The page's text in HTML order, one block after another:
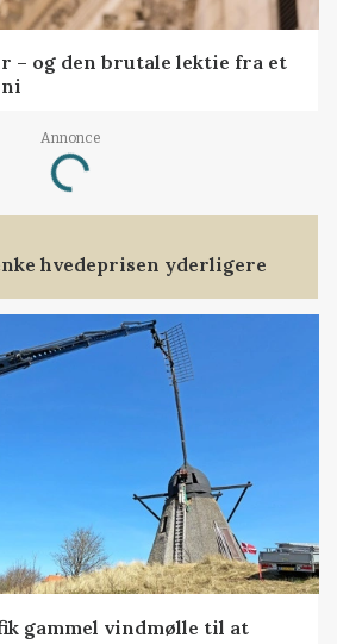
– og den brutale lektie fra et
Annonce
Loading...
hvedeprisen yderligere
gammel vindmølle til at